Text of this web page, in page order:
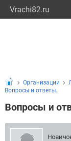
Vrachi82.ru
Организации
Вопросы и ответы.
Вопросы и